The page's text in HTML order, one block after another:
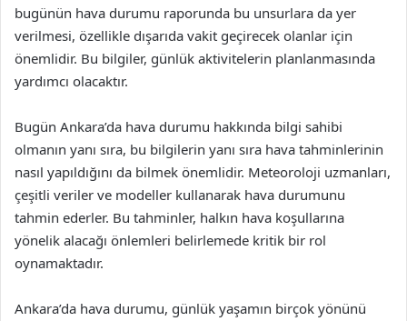
bugünün hava durumu raporunda bu unsurlara da yer
verilmesi, özellikle dışarıda vakit geçirecek olanlar için
önemlidir. Bu bilgiler, günlük aktivitelerin planlanmasında
yardımcı olacaktır.
Bugün Ankara’da hava durumu hakkında bilgi sahibi
olmanın yanı sıra, bu bilgilerin yanı sıra hava tahminlerinin
nasıl yapıldığını da bilmek önemlidir. Meteoroloji uzmanları,
çeşitli veriler ve modeller kullanarak hava durumunu
tahmin ederler. Bu tahminler, halkın hava koşullarına
yönelik alacağı önlemleri belirlemede kritik bir rol
oynamaktadır.
Ankara’da hava durumu, günlük yaşamın birçok yönünü